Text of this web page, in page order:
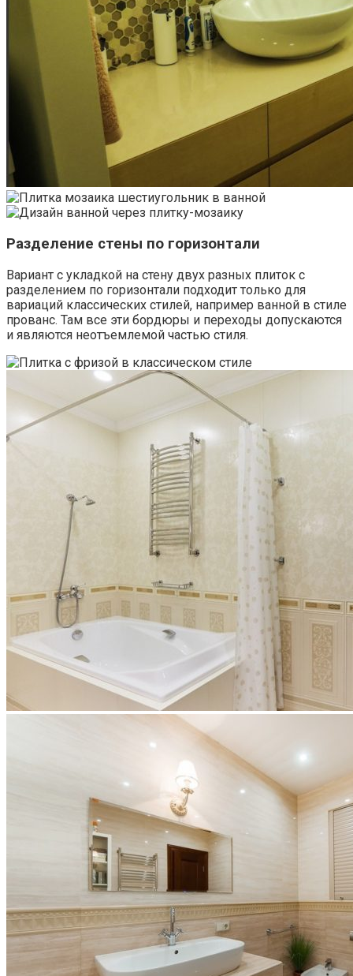
Разделение стены по горизонтали
Вариант с укладкой на стену двух разных плиток с
разделением по горизонтали подходит только для
вариаций классических стилей, например ванной в стиле
прованс. Там все эти бордюры и переходы допускаются
и являются неотъемлемой частью стиля.